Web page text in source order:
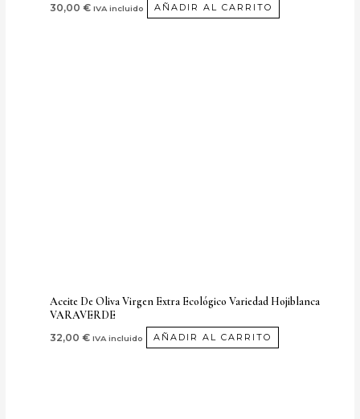
30,00€ IVA incluido AÑADIR AL CARRITO
Aceite De Oliva Virgen Extra Ecológico Variedad Hojiblanca
VARAVERDE
32,00€ IVA incluido AÑADIR AL CARRITO